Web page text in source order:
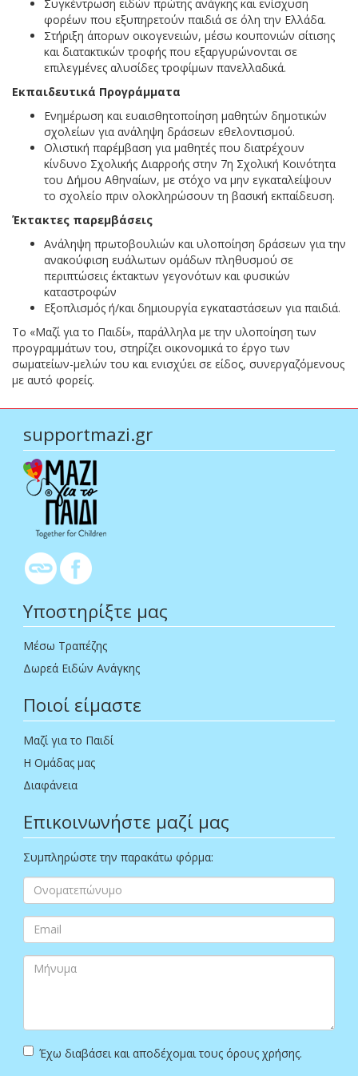
Συγκέντρωση ειδών πρώτης ανάγκης και ενίσχυση
φορέων που εξυπηρετούν παιδιά σε όλη την Ελλάδα.
Στήριξη άπορων οικογενειών, μέσω κουπονιών σίτισης
και διατακτικών τροφής που εξαργυρώνονται σε
επιλεγμένες αλυσίδες τροφίμων πανελλαδικά.
Εκπαιδευτικά Προγράμματα
Ενημέρωση και ευαισθητοποίηση μαθητών δημοτικών
σχολείων για ανάληψη δράσεων εθελοντισμού.
Ολιστική παρέμβαση για μαθητές που διατρέχουν
κίνδυνο Σχολικής Διαρροής στην 7η Σχολική Κοινότητα
του Δήμου Αθηναίων, με στόχο να μην εγκαταλείψουν
το σχολείο πριν ολοκληρώσουν τη βασική εκπαίδευση.
Έκτακτες παρεμβάσεις
Ανάληψη πρωτοβουλιών και υλοποίηση δράσεων για την
ανακούφιση ευάλωτων ομάδων πληθυσμού σε
περιπτώσεις έκτακτων γεγονότων και φυσικών
καταστροφών
Εξοπλισμός ή/και δημιουργία εγκαταστάσεων για παιδιά.
Το «Μαζί για το Παιδί», παράλληλα με την υλοποίηση των
προγραμμάτων του, στηρίζει οικονομικά το έργο των
σωματείων-μελών του και ενισχύει σε είδος, συνεργαζόμενους
με αυτό φορείς.
supportmazi.gr
Υποστηρίξτε μας
Μέσω Τραπέζης
Δωρεά Ειδών Ανάγκης
Ποιοί είμαστε
Μαζί για το Παιδί
Η Ομάδας μας
Διαφάνεια
Επικοινωνήστε μαζί μας
Συμπληρώστε την παρακάτω φόρμα:
Έχω διαβάσει και αποδέχομαι τους όρους χρήσης.